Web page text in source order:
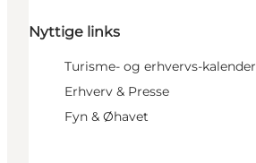
Nyttige links
Turisme- og erhvervs-kalender
Erhverv & Presse
Fyn & Øhavet